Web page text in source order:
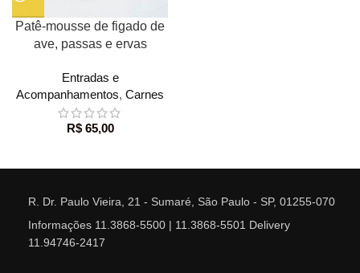
Patê-mousse de figado de
ave, passas e ervas
Entradas e
Acompanhamentos, Carnes
R$65,00
R. Dr. Paulo Vieira, 21 - Sumaré, São Paulo - SP, 01255-070
Informações 11.3868-5500 | 11.3868-5501 Delivery
11.94746-2417